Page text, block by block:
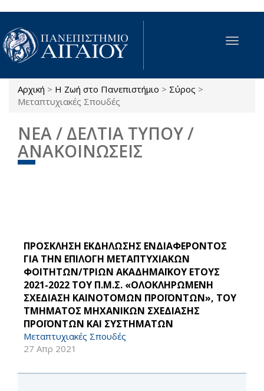
Παράκαμψη προς το κυρίως περιεχόμενο
Toggle
Είστε εδώ
Αρχική > Η Ζωή στο Πανεπιστήμιο > Σύρος >
Μεταπτυχιακές Σπουδές
ΝΕΑ / ΔΕΛΤΙΑ ΤΥΠΟΥ /
ΑΝΑΚΟΙΝΩΣΕΙΣ
ΠΡΟΣΚΛΗΣΗ ΕΚΔΗΛΩΣΗΣ ΕΝΔΙΑΦΕΡΟΝΤΟΣ
ΓΙΑ ΤΗΝ ΕΠΙΛΟΓΗ ΜΕΤΑΠΤΥΧΙΑΚΩΝ
ΦΟΙΤΗΤΩΝ/ΤΡΙΩΝ ΑΚΑΔΗΜΑΪΚΟΥ ΕΤΟΥΣ
2021-2022 ΤΟΥ Π.Μ.Σ. «ΟΛΟΚΛΗΡΩΜΕΝΗ
ΣΧΕΔΙΑΣΗ ΚΑΙΝΟΤΟΜΩΝ ΠΡΟΪΟΝΤΩΝ», ΤΟΥ
ΤΜΗΜΑΤΟΣ ΜΗΧΑΝΙΚΩΝ ΣΧΕΔΙΑΣΗΣ
ΠΡΟΪΟΝΤΩΝ ΚΑΙ ΣΥΣΤΗΜΑΤΩΝ
Μεταπτυχιακές Σπουδές
27 Απρ 2021